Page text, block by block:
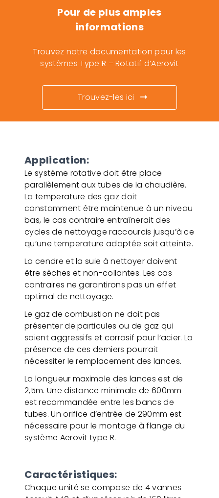
Pour de plus amples
informations
Trouvez notre documentation pour les
systèmes Type R – Rotatif d’Aerovit
Trouvez-les ici
Application:
Le système rotative doit être place
parallèlement aux tubes de la chaudière.
La temperature des gaz doit
constamment être maintenue à un niveau
bas, le cas contraire entraînerait des
cycles de nettoyage raccourcis jusqu’à ce
qu’une temperature adaptée soit atteinte.
La cendre et la suie à nettoyer doivent
être sèches et non-collantes. Les cas
contraires ne garantirons pas un effet
optimal de nettoyage.
Le gaz de combustion ne doit pas
présenter de particules ou de gaz qui
soient aggressifs et corrosif pour l’acier. La
présence de ces derniers pourrait
nécessiter le remplacement des lances.
La longueur maximale des lances est de
2,5m. Une distance minimale de 600mm
est recommandée entre les bancs de
tubes. Un orifice d’entrée de 290mm est
nécessaire pour le montage à flange du
système Aerovit type R.
Caractéristiques:
Chaque unité se compose de 4 vannes